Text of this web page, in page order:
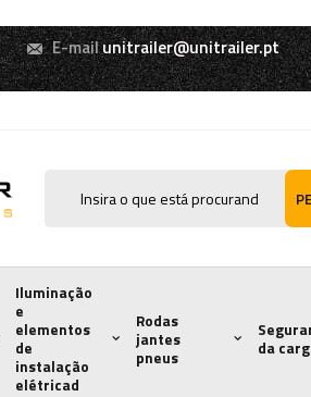
E-mailunitrailer@unitrailer.pt
Iluminação
e
elementos
de
instalação
elétricad
Rodas
jantes
pneus
da